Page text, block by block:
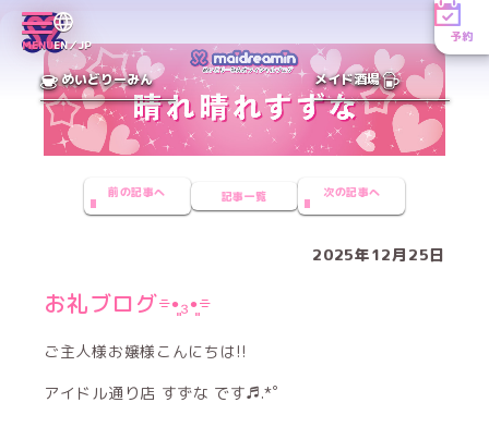
MENUEN／JP
予約
めいどりーみん メイド酒場
前の記事へ 記事一覧 次の記事へ
2025年12月25日
お礼ブログ⌯•͈₃•͈⌯
ご主人様お嬢様こんにちは!!
アイドル通り店 すずな です♬.*ﾟ